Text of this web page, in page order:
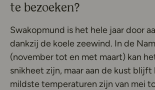
te bezoeken?
Swakopmund is het hele jaar door
dankzij de koele zeewind. In de
(november tot en met maart) kan
snikheet zijn, maar aan de kust blijft
mildste temperaturen zijn van mei